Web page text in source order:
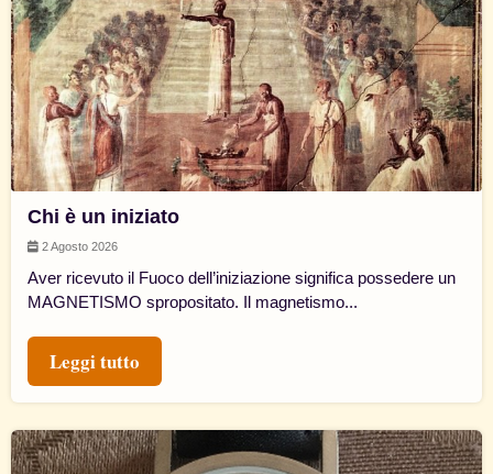
Chi è un iniziato
2 Agosto 2026
Aver ricevuto il Fuoco dell’iniziazione significa possedere un
MAGNETISMO spropositato. Il magnetismo...
Leggi tutto